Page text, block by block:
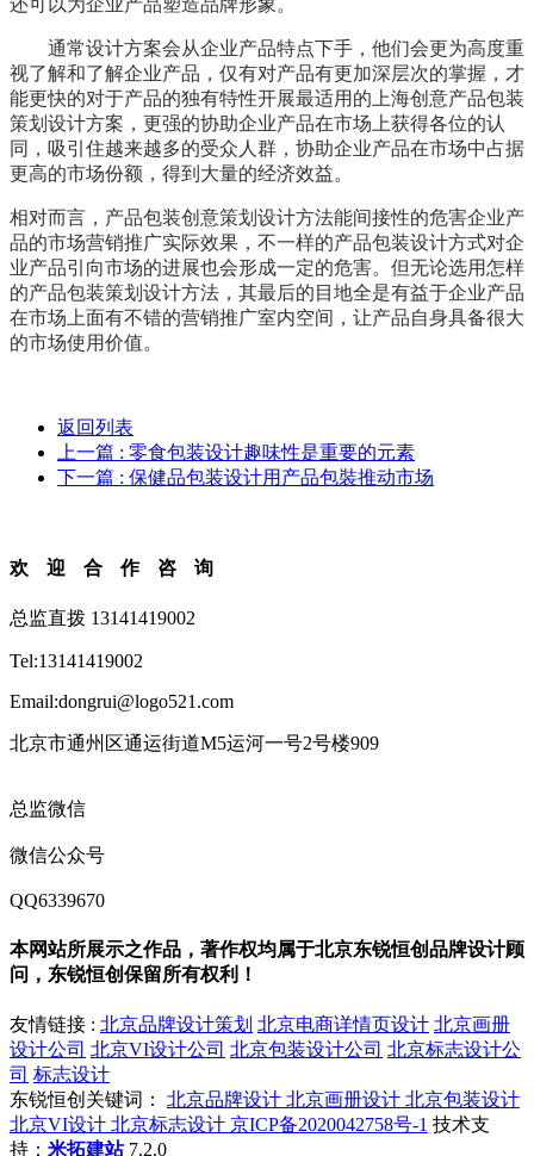
通常设计方案会从企业产品特点下手，他们会更为高度重
视了解和了解企业产品，仅有对产品有更加深层次的掌握，才
能更快的对于产品的独有特性开展最适用的上海创意产品包装
策划设计方案，更强的协助企业产品在市场上获得各位的认
同，吸引住越来越多的受众人群，协助企业产品在市场中占据
更高的市场份额，得到大量的经济效益。
相对而言， 产品包装创意策划设计方法能间接性的危害企业产
品的市场营销推广实际效果，不一样的产品包装设计方式对企
业产品引向市场的进展也会形成一定的危害。但无论选用怎样
的产品包装策划设计方法，其最后的目地全是有益于企业产品
在市场上面有不错的营销推广室内空间，让产品自身具备很大
的市场使用价值。
返回列表
上一篇 : 零食包装设计趣味性是重要的元素
下一篇 : 保健品包装设计用产品包裝推动市场
欢迎合作咨询
总监直拨 13141419002
Tel:13141419002
Email:dongrui@logo521.com
北京市通州区通运街道M5运河一号2号楼909
总监微信
微信公众号
QQ6339670
本网站所展示之作品，著作权均属于北京东锐恒创品牌设计顾
问，东锐恒创保留所有权利！
友情链接 : 北京品牌设计策划 北京电商详情页设计 北京画册
设计公司 北京VI设计公司 北京包装设计公司 北京标志设计公
司 标志设计
东锐恒创关键词：
北京品牌设计 北京画册设计 北京包装设计
北京VI设计 北京标志设计 京ICP备2020042758号-1 技术支
持： 米拓建站 7.2.0